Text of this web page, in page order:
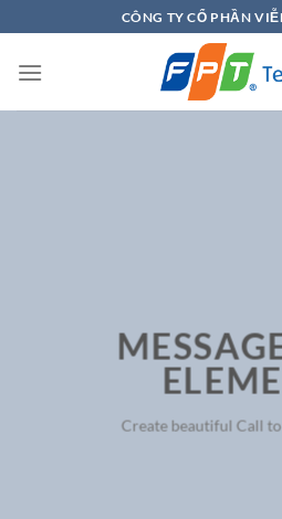
đến
nội
CÔNG TY CỔ PHẦN
Create beautiful Call